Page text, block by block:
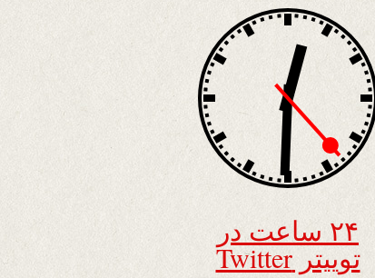
۲۴ ساعت در
توییتر Twitter